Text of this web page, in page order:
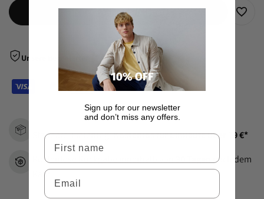
In den Warenkorb legen
Unsere Bezahlarten
Standard-Lieferung:Kostenlos für Einkäufe über 79 €*
Kostenlose Rückgabe innerhalb von
nach dem
Kauf.
Sign up for our newsletter
and don’t miss any offers.
Vorname
Email